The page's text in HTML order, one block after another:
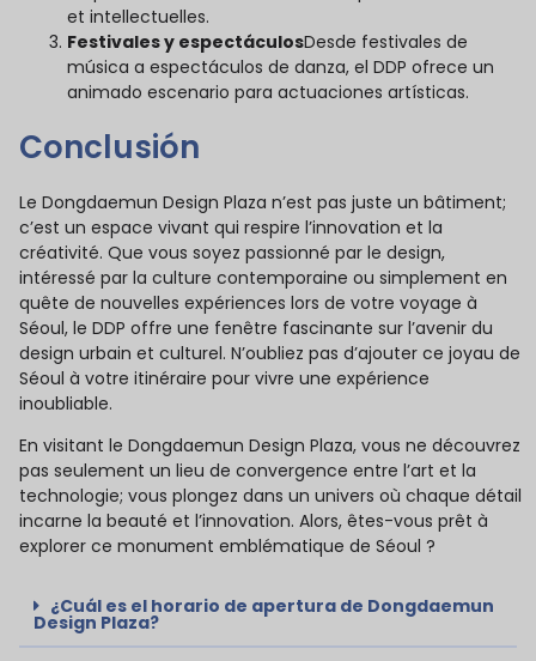
et intellectuelles.
Festivales y espectáculosDesde festivales de
música a espectáculos de danza, el DDP ofrece un
animado escenario para actuaciones artísticas.
Conclusión
Le Dongdaemun Design Plaza n’est pas juste un bâtiment;
c’est un espace vivant qui respire l’innovation et la
créativité. Que vous soyez passionné par le design,
intéressé par la culture contemporaine ou simplement en
quête de nouvelles expériences lors de votre voyage à
Séoul, le DDP offre une fenêtre fascinante sur l’avenir du
design urbain et culturel. N’oubliez pas d’ajouter ce joyau de
Séoul à votre itinéraire pour vivre une expérience
inoubliable.
En visitant le Dongdaemun Design Plaza, vous ne découvrez
pas seulement un lieu de convergence entre l’art et la
technologie; vous plongez dans un univers où chaque détail
incarne la beauté et l’innovation. Alors, êtes-vous prêt à
explorer ce monument emblématique de Séoul ?
¿Cuál es el horario de apertura de Dongdaemun
Design Plaza?